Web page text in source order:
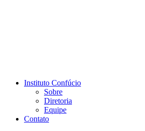
Instituto Confúcio
Sobre
Diretoria
Equipe
Contato